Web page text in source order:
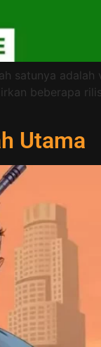
satunya
beberapa
Utama